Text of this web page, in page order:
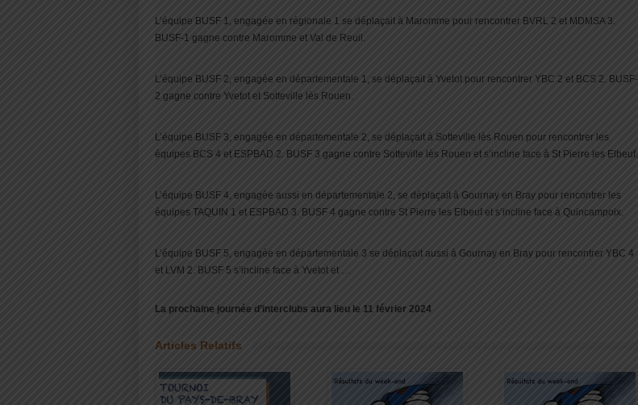
L’équipe BUSF 1, engagée en régionale 1 se déplaçait à Maromme pour rencontrer BVRL 2 et MDMSA 3.
BUSF-1 gagne contre Maromme et Val de Reuil.
L’équipe BUSF 2, engagée en départementale 1, se déplaçait à Yvetot pour rencontrer YBC 2 et BCS 2. BUSF-
2 gagne contre Yvetot et Sotteville lès Rouen.
L’équipe BUSF 3, engagée en départementale 2, se déplaçait à Sotteville lès Rouen pour rencontrer les
équipes BCS 4 et ESPBAD 2. BUSF 3 gagne contre Sotteville lès Rouen et s’incline face à St Pierre les Elbeuf.
L’équipe BUSF 4, engagée aussi en départementale 2, se déplaçait à Gournay en Bray pour rencontrer les
équipes TAQUIN 1 et ESPBAD 3. BUSF 4 gagne contre St Pierre les Elbeuf et s’incline face à Quincampoix.
L’équipe BUSF 5, engagée en départementale 3 se déplaçait aussi à Gournay en Bray pour rencontrer YBC 4
et LVM 2. BUSF 5 s’incline face à Yvetot et …
La prochaine journée d’interclubs aura lieu le 11 février 2024
Articles Relatifs